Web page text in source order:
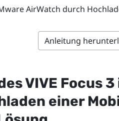
AirWatch durch
Anleitung
VIVE Focus 3
einer